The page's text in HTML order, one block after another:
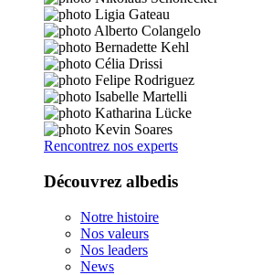
Rencontrez nos experts
Découvrez albedis
Notre histoire
Nos valeurs
Nos leaders
News